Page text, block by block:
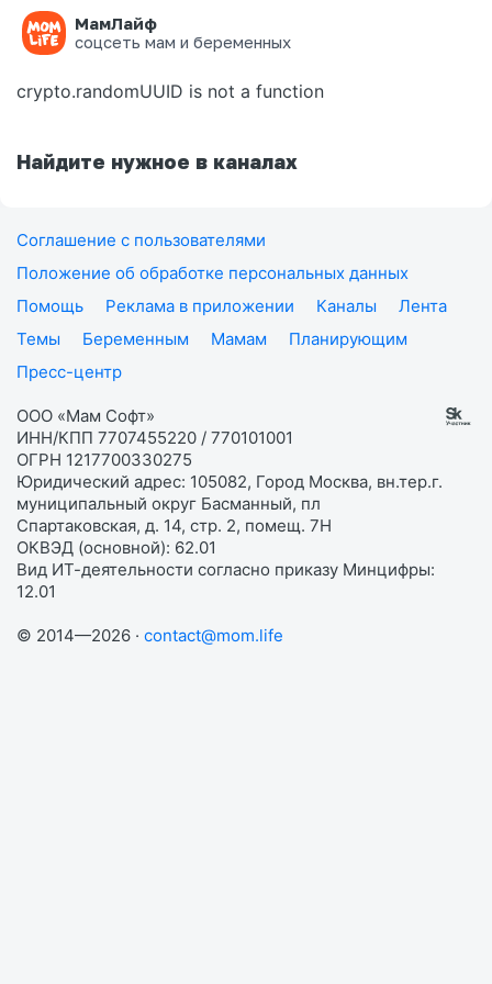
МамЛайф
соцсеть мам и беременных
Ошибка на странице
crypto.randomUUID is not a function
Найдите нужное в каналах
Соглашение с пользователями
Положение об обработке персональных данных
Помощь
Реклама в приложении Каналы
Лента
Темы
Беременным Мамам
Планирующим
Пресс-центр
ООО «Мам Софт»
ИНН/КПП 7707455220 / 770101001
ОГРН 1217700330275
Юридический адрес: 105082, Город Москва, вн.тер.г.
муниципальный округ Басманный, пл
Спартаковская, д. 14, стр. 2, помещ. 7Н
ОКВЭД (основной): 62.01
Вид ИТ-деятельности согласно приказу Минцифры:
12.01
© 2014—2026 · contact@mom.life